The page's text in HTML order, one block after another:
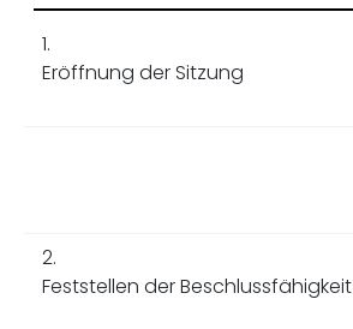
1.
Eröffnung der Sitzung
2.
Feststellen der Beschlussfähigkeit